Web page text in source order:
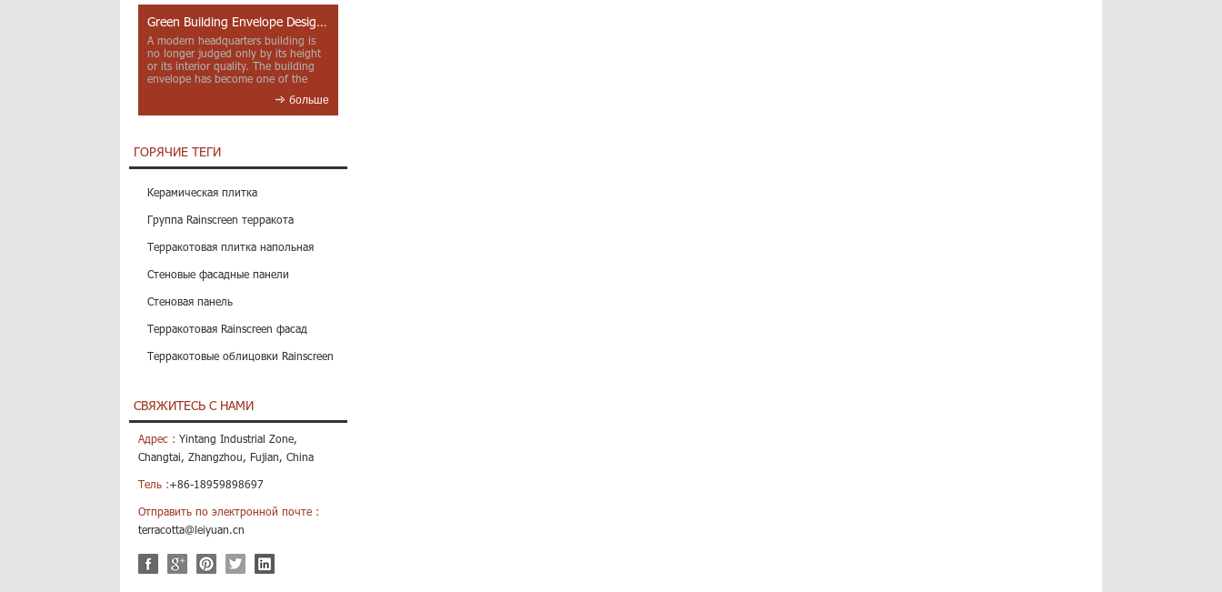
Green Building Envelope Design: Clay Sunscreen Fins for Modern Headquarters Architecture
A modern headquarters building is
no longer judged only by its height
or its interior quality. The building
envelope has become one of the
больше
ГОРЯЧИЕ ТЕГИ
Керамическая плитка
Группа Rainscreen терракота
Терракотовая плитка напольная
Стеновые фасадные панели
Стеновая панель
Терракотовая Rainscreen фасад
Терракотовые облицовки Rainscreen
СВЯЖИТЕСЬ С НАМИ
Адрес : Yintang Industrial Zone,
Changtai, Zhangzhou, Fujian, China
Тель :+86-18959898697
Отправить по электронной почте :
terracotta@leiyuan.cn